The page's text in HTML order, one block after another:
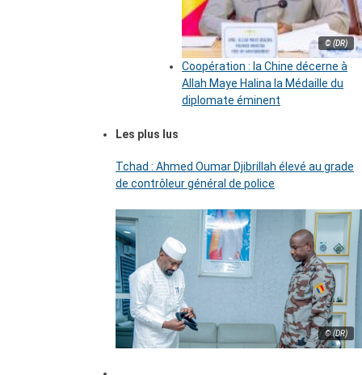
© (DR)
Coopération : la Chine décerne à
Allah Maye Halina la Médaille du
diplomate éminent
Les plus lus
Tchad : Ahmed Oumar Djibrillah élevé au grade
de contrôleur général de police
© (DR)